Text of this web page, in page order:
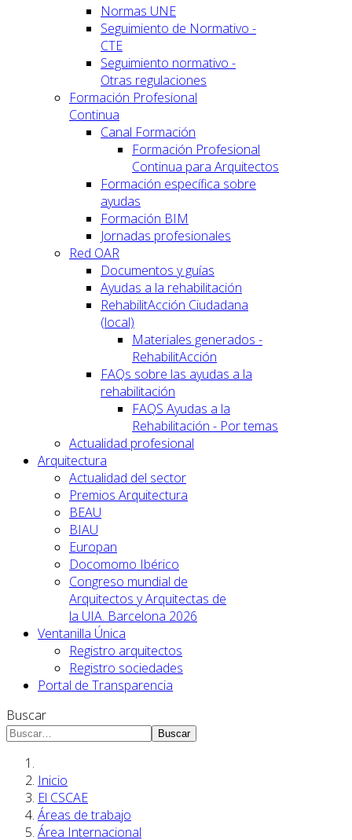
Normas UNE
Seguimiento de Normativo -
CTE
Seguimiento normativo -
Otras regulaciones
Formación Profesional
Continua
Canal Formación
Formación Profesional
Continua para Arquitectos
Formación específica sobre
ayudas
Formación BIM
Jornadas profesionales
Red OAR
Documentos y guías
Ayudas a la rehabilitación
RehabilitAcción Ciudadana
(local)
Materiales generados -
RehabilitAcción
FAQs sobre las ayudas a la
rehabilitación
FAQS Ayudas a la
Rehabilitación - Por temas
Actualidad profesional
Arquitectura
Actualidad del sector
Premios Arquitectura
BEAU
BIAU
Europan
Docomomo Ibérico
Congreso mundial de
Arquitectos y Arquitectas de
la UIA. Barcelona 2026
Ventanilla Única
Registro arquitectos
Registro sociedades
Portal de Transparencia
Buscar
Buscar
Inicio
El CSCAE
Áreas de trabajo
Área Internacional